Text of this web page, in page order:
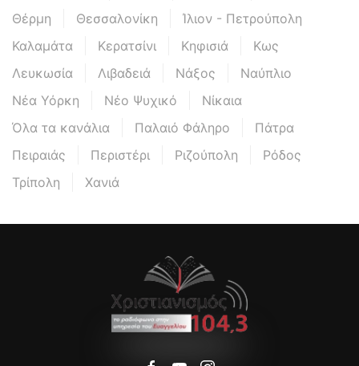
Θέρμη
Θεσσαλονίκη
Ίλιον - Πετρούπολη
Καλαμάτα
Κερατσίνι Κηφισιά
Κως
Λευκωσία
Λιβαδειά Νάξος
Ναύπλιο
Νέα Υόρκη
Νέο Ψυχικό
Νίκαια
Όλα τα κανάλια
Παλαιό Φάληρο
Πάτρα
Πειραιάς
Περιστέρι Ριζούπολη
Ρόδος
Τρίπολη
Χανιά